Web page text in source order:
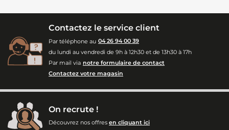
Contactez le service client
Par téléphone au 04 26 94 00 39
du lundi au vendredi de 9h à 12h30 et de 13h30 à 17h
Par mail via notre formulaire de contact
Contactez votre magasin
On recrute !
Découvrez nos offres en cliquant ici